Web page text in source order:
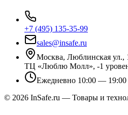
+7 (495) 135-35-99
sales@insafe.ru
Москва, Люблинская ул.,
ТЦ «Люблю Молл», -1
Ежедневно 10:00 — 19:00
© 2026 InSafe.ru — Товары и